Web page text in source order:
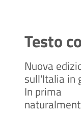
Testo
Nuova
sull'Italia in
In prima